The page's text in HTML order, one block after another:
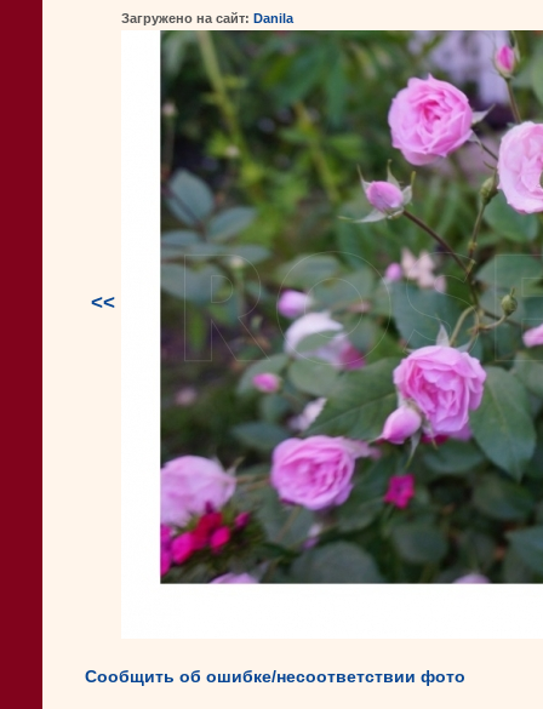
<<
Загружено на сайт: Danila
Сообщить об ошибке/несоответствии фото